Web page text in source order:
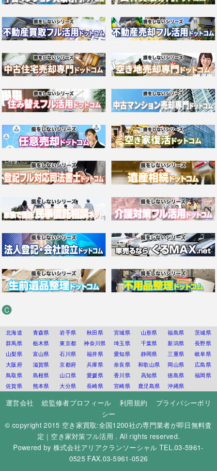
C
北海道 青森県 岩手県 秋田県 宮城県 山形県 福島県
茨城県
群馬県
栃木県 東京都 神奈川県 埼玉県 千葉県 新潟県
長野県
山梨県
富山県 石川県 福井県 愛知県 静岡県 三重県
岐阜県
大阪府
滋賀県 京都府 兵庫県 奈良県 和歌山県 岡山県
広島県
鳥取県
島根県 山口県 愛媛県 香川県 高知県 徳島県
福岡県
佐賀県
熊本県 大分県 長崎県 宮崎県 鹿児島県 沖縄県
運営会社 総監修者プロフィール 利用規約
プライバシーポリ
シー
© copyright 2015 空き家買取:全国1200社の専門業者が即日無料査
定｜空き家対策フル活用 . All rights reserved.
Powered by 株式会社アリアクランソーシャル TEL.03-5961-
0525 FAX.03-5961-0526